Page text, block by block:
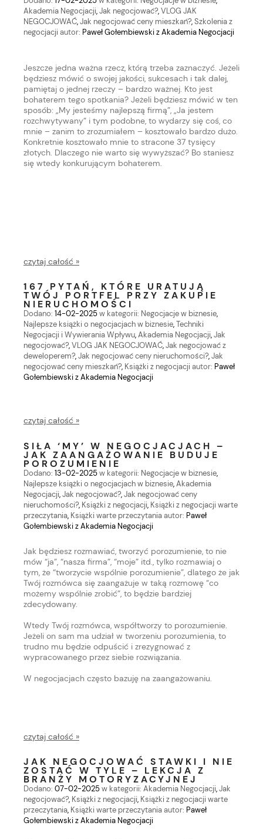
Akademia Negocjacji,Jak negocjować?,VLOG JAK
NEGOCJOWAĆ,Jak negocjować ceny mieszkań?,Szkolenia z
negocjacji autor: Paweł Gołembiewski z Akademia Negocjacji
Jeszcze jedna ważna rzecz, którą trzeba zaznaczyć. Jeżeli
będziesz mówić o swojej jakości, sukcesach i tak dalej,
pamiętaj o jednej rzeczy – bardzo ważnej. Kto jest
bohaterem tego spotkania? Jeżeli będziesz mówić w ten
sposób: „My jesteśmy najlepszą firmą”, „Ja jestem
rozchwytywany” i tym podobne, to wydarzy się coś, co
mnie – zanim to zrozumiałem – kosztowało bardzo dużo.
Konkretnie kosztowało mnie to stracone 37 tysięcy
złotych. Dlaczego nie warto się wywyższać? Bo staniesz
się wtedy konkurującym bohaterem.
czytaj całość »
167 PYTAŃ, KTÓRE URATUJĄ
TWÓJ PORTFEL PRZY ZAKUPIE
NIERUCHOMOŚCI
Dodano: 14-02-2025w kategorii: Negocjacje w biznesie,
Najlepsze książki o negocjacjach w biznesie,Techniki
Negocjacji i Wywierania Wpływu,Akademia Negocjacji,Jak
negocjować?,VLOG JAK NEGOCJOWAĆ,Jak negocjować z
deweloperem?,Jak negocjować ceny nieruchomości?,Jak
negocjować ceny mieszkań?, Książki z negocjacji autor: Paweł
Gołembiewski z Akademia Negocjacji
czytaj całość »
SIŁA ‘MY’ W NEGOCJACJACH –
JAK ZAANGAŻOWANIE BUDUJE
POROZUMIENIE
Dodano: 13-02-2025w kategorii: Negocjacje w biznesie,
Najlepsze książki o negocjacjach w biznesie,Akademia
Negocjacji,Jak negocjować?,Jak negocjować ceny
nieruchomości?, Książki z negocjacji, Książki z negocjacji warte
przeczytania, Książki warte przeczytaniaautor: Paweł
Gołembiewski z Akademia Negocjacji
Jak będziesz rozmawiać, tworzyć porozumienie, to nie
mów “ja”, “nasza firma”, “moje” itd., tylko rozmawiaj o
tym, że “tworzycie wspólnie porozumienie”, dlatego że jak
Twój rozmówca się zaangażuje w taką rozmowę “co
możemy wspólnie zrobić”, to będzie bardziej
zdecydowany.
Wtedy Twój rozmówca, współtworzy to porozumienie.
Jeżeli on sam ma udział w tworzeniu porozumienia, to
trudno mu będzie odpuścić i zrezygnować z
wypracowanego przez siebie rozwiązania.
W negocjacjach często bazuję na zaangażowaniu.
czytaj całość »
JAK NEGOCJOWAĆ STAWKI I NIE
ZOSTAĆ W TYLE – LEKCJA Z
BRANŻY MOTORYZACYJNEJ
Dodano: 07-02-2025w kategorii: Akademia Negocjacji,Jak
negocjować?, Książki z negocjacji, Książki z negocjacji warte
przeczytania, Książki warte przeczytaniaautor: Paweł
Gołembiewski z Akademia Negocjacji